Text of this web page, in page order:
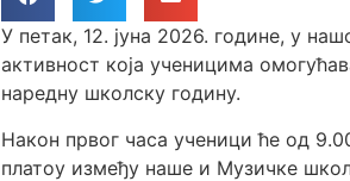
У петак, 12. јуна 2026. године, у
активност која ученицима
наредну школску годину.
Након првог часа ученици ће од
платоу између наше и Музичке